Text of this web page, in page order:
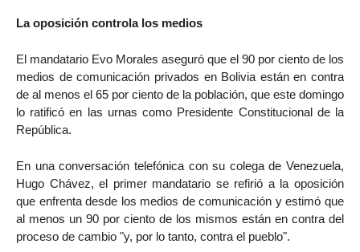
La oposición controla los medios
El mandatario Evo Morales aseguró que el 90 por ciento de los
medios de comunicación privados en Bolivia están en contra
de al menos el 65 por ciento de la población, que este domingo
lo ratificó en las urnas como Presidente Constitucional de la
República.
En una conversación telefónica con su colega de Venezuela,
Hugo Chávez, el primer mandatario se refirió a la oposición
que enfrenta desde los medios de comunicación y estimó que
al menos un 90 por ciento de los mismos están en contra del
proceso de cambio "y, por lo tanto, contra el pueblo".